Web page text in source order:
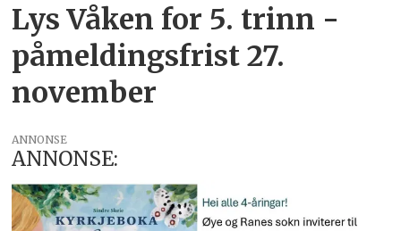
Lys Våken for 5. trinn -
påmeldingsfrist 27.
november
ANNONSE
ANNONSE: